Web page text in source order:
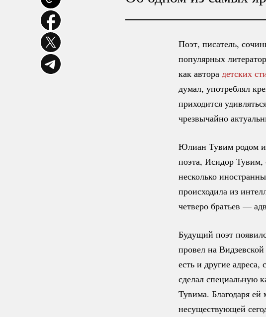
Поэт, писатель,
популярных
как автора детских
думал, употреблял
приходится
чрезвычайно
Юлиан Тувим родом
поэта, Исидор Тувим,
несколько
происходила из
четверо братьев —
Будущий поэт
провел на
есть и другие
сделал специальную
Тувима. Благодаря ей
несуществующей